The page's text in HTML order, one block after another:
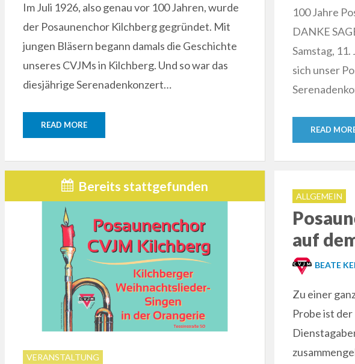
Im Juli 1926, also genau vor 100 Jahren, wurde
der Posaunenchor Kilchberg gegründet. Mit
jungen Bläsern begann damals die Geschichte
unseres CVJMs in Kilchberg. Und so war das
diesjährige Serenadenkonzert…
READ MORE
100 Jahre
DANKE
Samstag,
sich unser
READ
Bereits stattgefunden
VERANSTALTUNG
ALLGEMEIN
auf
BEATE
Zu einer
Probe ist